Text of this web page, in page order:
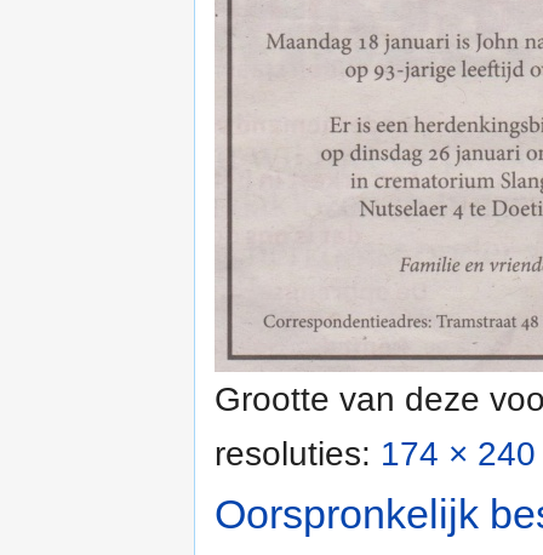
Grootte van deze
resoluties: 174 ×
Oorspronkelijk